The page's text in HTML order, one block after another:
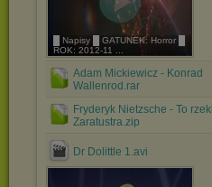
█ Napisy █ GATUNEK: Horror █
ROK: 2012-11 ...
Adam Mickiewicz - Konrad
Wallenrod.rar
Fryderyk Nietzsche - To rzekl
Zaratustra.zip
Dr Dolittle 1.avi